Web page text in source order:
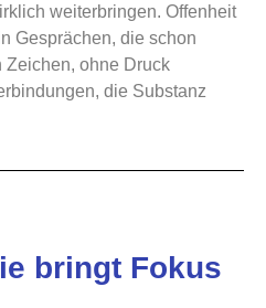
weiterbringen. Offenheit
Gesprächen, die schon
Zeichen, ohne Druck
die Substanz
bringt Fokus